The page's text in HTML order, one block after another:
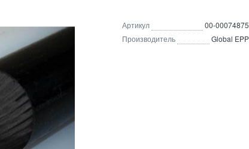
Артикул
00-00074875
Производитель
Global EPP